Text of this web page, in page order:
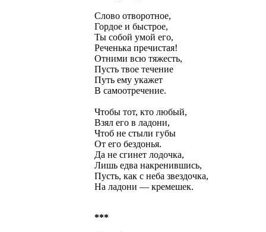
Слово отворотное,
Гордое и быстрое,
Ты собой умой его,
Реченька пречистая!
Отними всю тяжесть,
Пусть твое течение
Путь ему укажет
В самоотречение.
Чтобы тот, кто любый,
Взял его в ладони,
Чтоб не стыли губы
От его бездонья.
Да не сгинет лодочка,
Лишь едва накренившись,
Пусть, как с неба звездочка,
На ладони — кремешек.
***